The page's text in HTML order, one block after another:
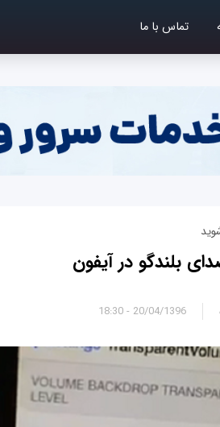
تماس با ما
بلندگو در آیفون
20/04/1396 - 18:30